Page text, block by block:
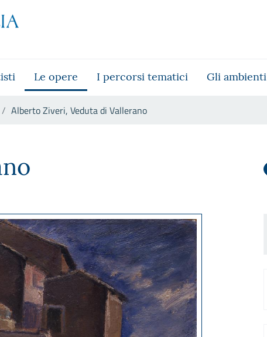
Le opere I percorsi tematici Gli ambienti
Alberto Ziveri, Veduta di Vallerano